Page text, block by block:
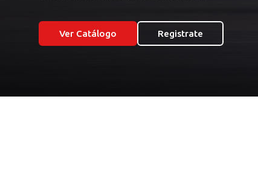
Ver Catálogo Registrate